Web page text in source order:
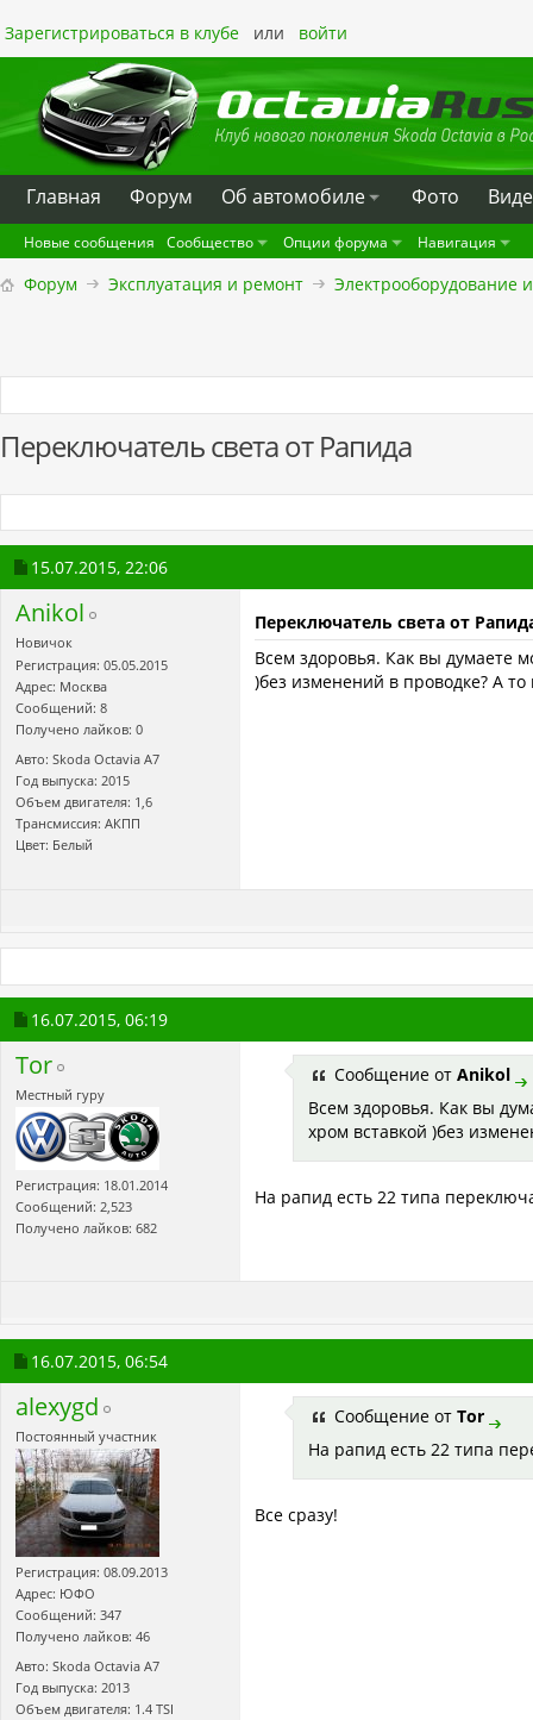
Зарегистрироваться в клубе или войти
Главная Форум Oб автомобиле Фото
Новые сообщения Сообщество Опции форума Навигация
Форум Эксплуатация и ремонт Электрооборудование
Переключатель света от Рапида
15.07.2015, 22:06
Anikol
Новичок
Регистрация: 05.05.2015
Адрес: Москва
Сообщений: 8
Получено лайков: 0
Авто: Skoda Octavia A7
Год выпуска: 2015
Объем двигателя: 1,6
Трансмиссия: АКПП
Цвет: Белый
Переключатель света от
Всем здоровья. Как вы думаете
)без изменений в проводке? А
16.07.2015, 06:19
Tor
Местный гуру
Регистрация: 18.01.2014
Сообщений: 2,523
Получено лайков: 682
Сообщение от Anikol
Всем здоровья. Как вы
хром вставкой )без
На рапид есть 22 типа
16.07.2015, 06:54
alexygd
Постоянный участник
Регистрация: 08.09.2013
Адрес: ЮФО
Сообщений: 347
Получено лайков: 46
Авто: Skoda Octavia A7
Год выпуска: 2013
Объем двигателя: 1.4 TSI
Сообщение от Tor
На рапид есть 22 типа
Все сразу!